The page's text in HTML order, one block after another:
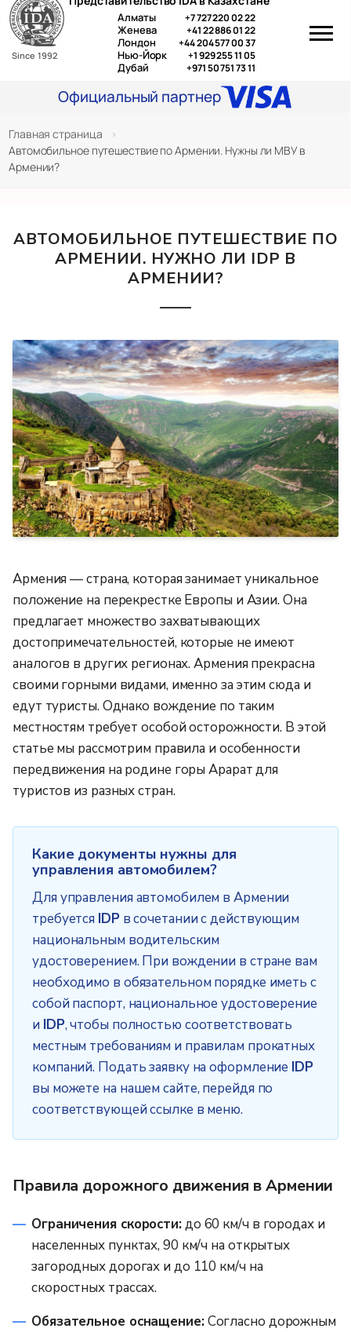
Перейти
содержимому
Since 1992
Алматы +7 727 220 02 22
Женева +41 22 886 01 22
Лондон +44 204 577 00 37
Нью-Йорк +1 929 255 11 05
Дубай +971 50 751 73 11
Официальный партнер
Главная страница >
Автомобильное путешествие по Армении. Нужны ли МВУ в
Армении?
АВТОМОБИЛЬНОЕ ПУТЕШЕСТВИЕ ПО
АРМЕНИИ. НУЖНО ЛИ IDP В
АРМЕНИИ?
Армения — страна, которая занимает уникальное
положение на перекрестке Европы и Азии. Она
предлагает множество захватывающих
достопримечательностей, которые не имеют
аналогов в других регионах. Армения прекрасна
своими горными видами, именно за этим сюда и
едут туристы. Однако вождение по таким
местностям требует особой осторожности. В этой
статье мы рассмотрим правила и особенности
передвижения на родине горы Арарат для
туристов из разных стран.
Какие документы нужны для
управления автомобилем?
Для управления автомобилем в Армении
требуется IDP в сочетании с действующим
национальным водительским
удостоверением. При вождении в стране вам
необходимо в обязательном порядке иметь с
собой паспорт, национальное удостоверение
и IDP, чтобы полностью соответствовать
местным требованиям и правилам прокатных
компаний. Подать заявку на оформление IDP
вы можете на нашем сайте, перейдя по
соответствующей ссылке в меню.
Правила дорожного движения в Армении
Ограничения скорости:до 60 км/ч в городах и
населенных пунктах, 90 км/ч на открытых
загородных дорогах и до 110 км/ч на
скоростных трассах.
Обязательное оснащение:Согласно дорожным